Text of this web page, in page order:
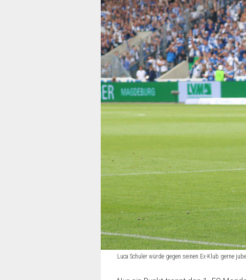
Luca Schuler würde gegen seinen Ex-Klub gerne